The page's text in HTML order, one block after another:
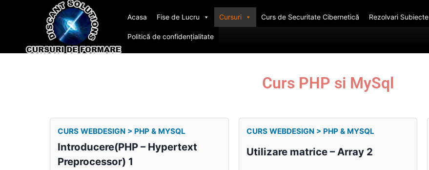
Acasa Fise de Lucru Cursuri Curs de Securitate Cibernetică Rezolvari Subiecte
Politică de confidențialitate
Curs PHP si MySql
CURS WEBDESIGN > PHP & MYSQL
Introducere(PHP – Hypertext
Preprocessor) 1
CURS WEBDESIGN > PHP & MYSQL
Utilizare matrice – Array 2